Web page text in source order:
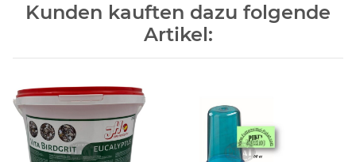
Kunden kauften dazu folgende
Artikel: